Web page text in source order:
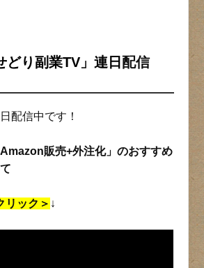
どり副業TV」連日配信
配信中です！
Amazon販売+外注化」のおすすめ
リック＞ ↓